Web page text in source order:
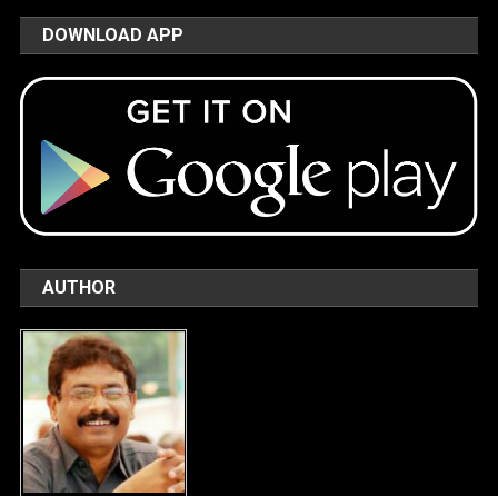
DOWNLOAD APP
AUTHOR